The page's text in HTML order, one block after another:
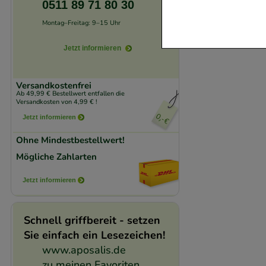
Website
verzichtet werden
0511 89 71 80 30
Montag–Freitag: 9–15 Uhr
Jetzt informieren
Versandkostenfrei
Ab 49,99 € Bestellwert entfallen die
Versandkosten von 4,99 € !
Jetzt informieren
Ohne Mindestbestellwert!
Mögliche Zahlarten
Jetzt informieren
Schnell griffbereit - setzen
Sie einfach ein Lesezeichen!
www.aposalis.de